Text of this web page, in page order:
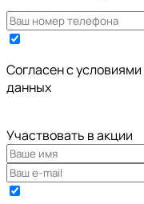
Cогласен с условиями
данных
Участвовать в акции